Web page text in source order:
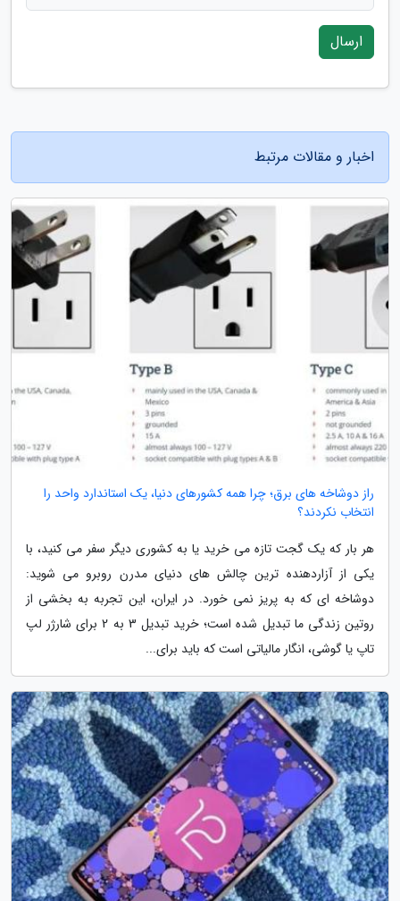
ارسال
اخبار و مقالات مرتبط
راز دوشاخه های برق؛ چرا همه کشورهای دنیا، یک استاندارد واحد را
انتخاب نکردند؟
هر بار که یک گجت تازه می خرید یا به کشوری دیگر سفر می کنید، با
یکی از آزاردهنده ترین چالش های دنیای مدرن روبرو می شوید:
دوشاخه ای که به پریز نمی خورد. در ایران، این تجربه به بخشی از
روتین زندگی ما تبدیل شده است؛ خرید تبدیل 3 به 2 برای شارژر لپ
تاپ یا گوشی، انگار مالیاتی است که باید برای...